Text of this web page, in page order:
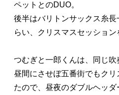
ペットとのDUO。
後半はバリトンサックス糸
らい、クリスマスセッション
つむぎと一郎くんは、同じ吹
昼間にさせぼ五番街でもク
たので、昼夜のダブルヘッダ